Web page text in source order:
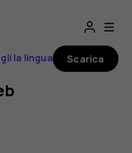
la lingua Scarica